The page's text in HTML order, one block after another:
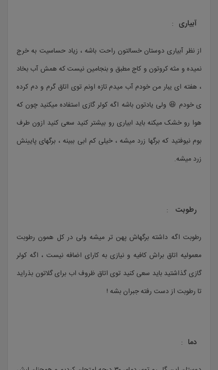
آبیاری :
از نظر آبیاری دوستان خسالتون راحت باشه ، زیاد حساسیت به خرج
نمیده و مثه کروتون و کاج مطبق و بنجامین نیست که همش آب بخاد
، هفته ای یبار من خودم آب میدم تازه اونم توی اتاق گرم و دم کرده
ی خودم 😆 ولی یادتون باشه اگه کولر گازی استفاده میکنید چون که
هوا رو خشک میکنه باید ابیاری رو بیشتر کنید سعی کنید ازون طرف
بوم نیوفتید که برگها زرد میشه ، خیلی کم ابی ببینه ، برگهای پایینش
زرد میشه.
رطوبت :
رطوبت اگه داشته برگهاش پهن تر میشه ولی در کل همون رطوبت
معمولیه اتاق براش کافیه و نیازی به کارای اضافه نیست ، اگه کولر
گازی گذاشتید باید سعی کنید توی اتاق ظروف اب برای گلاتون بذراید
تا رطوبت از دست رفته جبران بشه !
دما :